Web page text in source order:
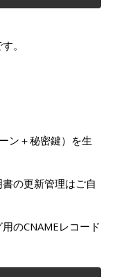
。
ン＋秘密鍵）を生
の更新管理はご自
のCNAMEレコード